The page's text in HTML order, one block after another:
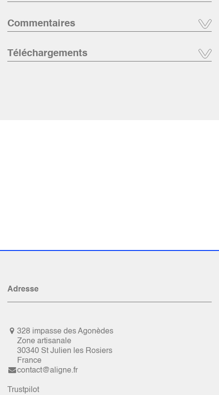
Commentaires
Téléchargements
Adresse
328 impasse des Agonèdes
Zone artisanale
30340 St Julien les Rosiers
France
contact@aligne.fr
Trustpilot